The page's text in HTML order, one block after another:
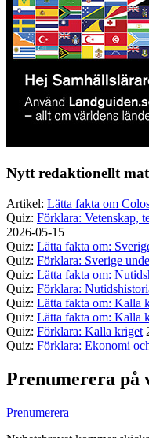
Nytt redaktionellt
Artikel: Lätta fakta om
Quiz: Förklara: Vetenskap,
2026-05-15
Quiz: Lätta fakta om:
Quiz: Förklara: Sverige
Quiz: Lätta fakta om:
Quiz: Förklara:
Quiz: Lätta fakta om: Kalla
Quiz: Lätta fakta om: Kalla
Quiz: Förklara: Kalla kriget
Quiz: Förklara: Ekonomi
Prenumerera på
Prenumerera